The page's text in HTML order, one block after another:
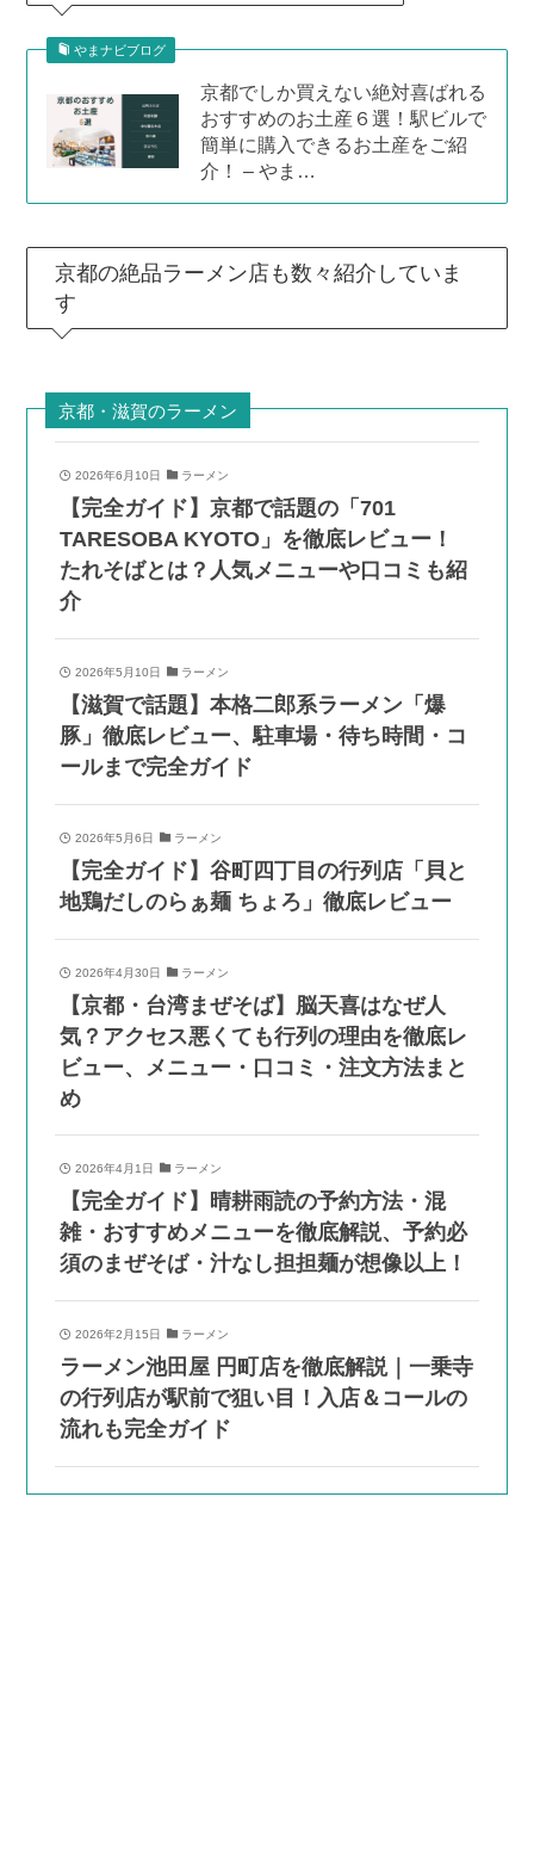
やまナビブログ
京都でしか買えない絶対喜ばれる
おすすめのお土産６選！駅ビルで
簡単に購入できるお土産をご紹
介！ – やま…
京都の絶品ラーメン店も数々紹介していま
す
京都・滋賀のラーメン
2026年6月10日 ラーメン
【完全ガイド】京都で話題の「701
TARESOBA KYOTO」を徹底レビュー！
たれそばとは？人気メニューや口コミも紹
介
2026年5月10日 ラーメン
【滋賀で話題】本格二郎系ラーメン「爆
豚」徹底レビュー、駐車場・待ち時間・コ
ールまで完全ガイド
2026年5月6日 ラーメン
【完全ガイド】谷町四丁目の行列店「貝と
地鶏だしのらぁ麺 ちょろ」徹底レビュー
2026年4月30日 ラーメン
【京都・台湾まぜそば】脳天喜はなぜ人
気？アクセス悪くても行列の理由を徹底レ
ビュー、メニュー・口コミ・注文方法まと
め
2026年4月1日 ラーメン
【完全ガイド】晴耕雨読の予約方法・混
雑・おすすめメニューを徹底解説、予約必
須のまぜそば・汁なし担担麺が想像以上！
2026年2月15日 ラーメン
ラーメン池田屋 円町店を徹底解説｜一乗寺
の行列店が駅前で狙い目！入店＆コールの
流れも完全ガイド